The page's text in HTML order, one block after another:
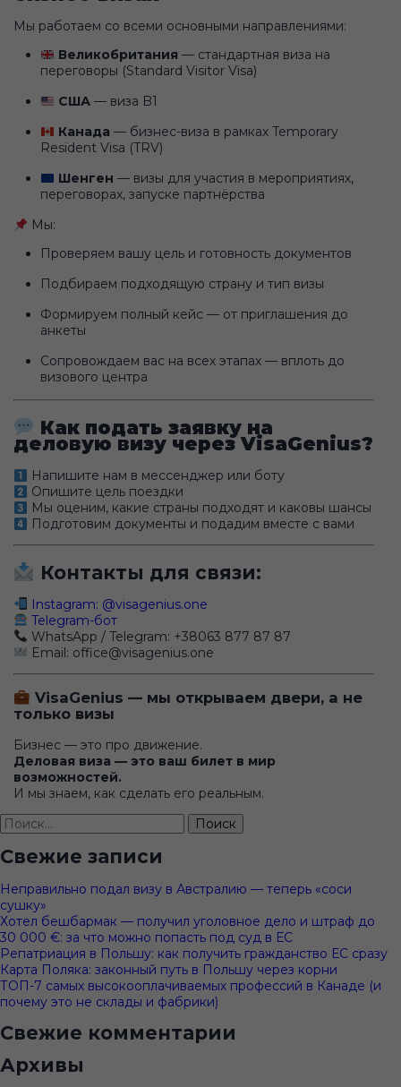
Мы работаем со всеми основными направлениями:
Великобритания — стандартная виза на
переговоры (Standard Visitor Visa)
США— виза B1
Канада — бизнес-виза в рамках Temporary
Resident Visa (TRV)
Шенген — визы для участия в мероприятиях,
переговорах, запуске партнёрства
Мы:
Проверяем вашу цель и готовность документов
Подбираем подходящую страну и тип визы
Формируем полный кейс — от приглашения до
анкеты
Сопровождаем вас на всех этапах — вплоть до
визового центра
Как подать заявку на
деловую визу через VisaGenius?
Напишите нам в мессенджер или боту
Опишите цель поездки
Мы оценим, какие страны подходят и каковы шансы
Подготовим документы и подадим вместе с вами
Контакты для связи:
Instagram: @visagenius.one
Telegram-бот
WhatsApp / Telegram: +38063 877 87 87
Email: office@visagenius.one
VisaGenius — мы открываем двери, а не
только визы
Бизнес — это про движение.
Деловая виза — это ваш билет в мир
возможностей.
И мы знаем, как сделать его реальным.
Найти:
Свежие записи
Неправильно подал визу в Австралию — теперь «соси
сушку»
Хотел бешбармак — получил уголовное дело и штраф до
30 000 €: за что можно попасть под суд в ЕС
Репатриация в Польшу: как получить гражданство ЕС сразу
Карта Поляка: законный путь в Польшу через корни
ТОП-7 самых высокооплачиваемых профессий в Канаде (и
почему это не склады и фабрики)
Свежие комментарии
Архивы